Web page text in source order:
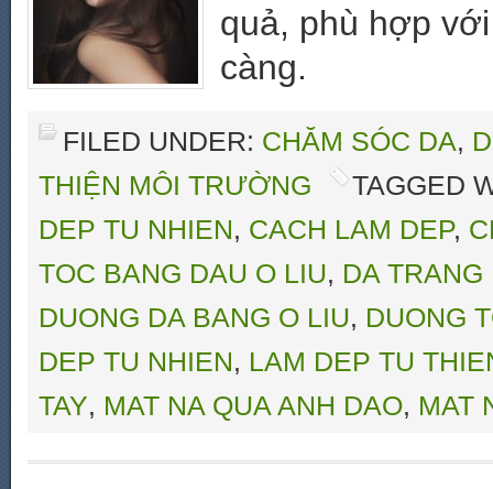
quả, phù hợp
càng.
FILED UNDER: CHĂM SÓC DA,
THIỆN MÔI TRƯỜNG
TAGGED
DEP TU NHIEN, CACH LAM DEP,
TOC BANG DAU O LIU, DA
DUONG DA BANG O LIU, DUONG
DEP TU NHIEN, LAM DEP TU
TAY, MAT NA QUA ANH DAO, MAT